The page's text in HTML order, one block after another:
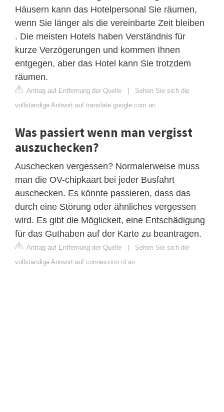
Häusern kann das Hotelpersonal Sie räumen,
wenn Sie länger als die vereinbarte Zeit bleiben
. Die meisten Hotels haben Verständnis für
kurze Verzögerungen und kommen Ihnen
entgegen, aber das Hotel kann Sie trotzdem
räumen.
Antrag auf Entfernung der Quelle
Sehen Sie sich die
vollständige Antwort auf translate.google.com an
Was passiert wenn man vergisst
auszuchecken?
Auschecken vergessen? Normalerweise muss
man die OV-chipkaart bei jeder Busfahrt
auschecken. Es könnte passieren, dass das
durch eine Störung oder ähnliches vergessen
wird. Es gibt die Möglickeit, eine Entschädigung
für das Guthaben auf der Karte zu beantragen.
Antrag auf Entfernung der Quelle
Sehen Sie sich die
vollständige Antwort auf connexxion.nl an